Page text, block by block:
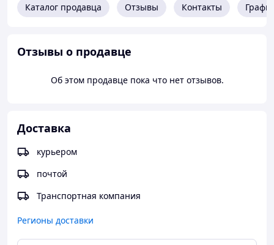
Каталог продавца Отзывы Контакты
Отзывы о продавце
Об этом продавце пока что нет отзывов.
Доставка
курьером
почтой
Транспортная компания
Регионы доставки